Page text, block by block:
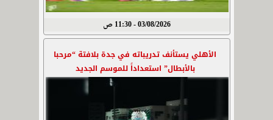
03/08/2026 - 11:30 ص
الأهلي يستأنف تدريباته في جدة بلافتة “مرحبا
بالأبطال” استعداداً للموسم الجديد